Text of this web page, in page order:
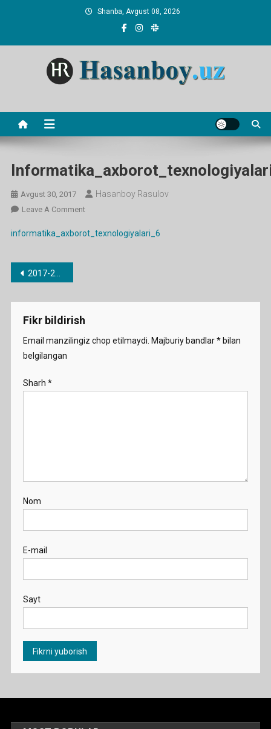
Shanba, Avgust 08, 2026
Avgust 30, 2017 Hasanboy Rasulov
Leave A CommentOn
informatika_axborot_texnologiyalari_6
Post
menyusi
2017-2018 o’quv yili uchun barcha fanlardan taqvimiy-mavzu rejalari
Fikr bildirish
Email manzilingiz chop etilmaydi. Majburiy bandlar*bilan
belgilangan
Sharh *
Nom
E-mail
Sayt